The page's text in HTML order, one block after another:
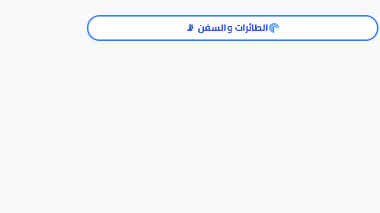
الطائرات والسفن 📡